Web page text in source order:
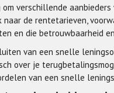
verschillende
naar de rentetarieven,
en die betrouwbaarheid
van een snelle
over je
van een snelle